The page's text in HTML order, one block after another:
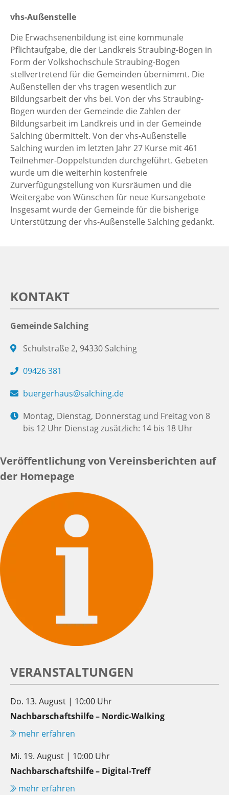
vhs-Außenstelle
Die Erwachsenenbildung ist eine kommunale
Pflichtaufgabe, die der Landkreis Straubing-Bogen in
Form der Volkshochschule Straubing-Bogen
stellvertretend für die Gemeinden übernimmt. Die
Außenstellen der vhs tragen wesentlich zur
Bildungsarbeit der vhs bei. Von der vhs Straubing-
Bogen wurden der Gemeinde die Zahlen der
Bildungsarbeit im Landkreis und in der Gemeinde
Salching übermittelt. Von der vhs-Außenstelle
Salching wurden im letzten Jahr 27 Kurse mit 461
Teilnehmer-Doppelstunden durchgeführt. Gebeten
wurde um die weiterhin kostenfreie
Zurverfügungstellung von Kursräumen und die
Weitergabe von Wünschen für neue Kursangebote
Insgesamt wurde der Gemeinde für die bisherige
Unterstützung der vhs-Außenstelle Salching gedankt.
KONTAKT
Gemeinde Salching
Schulstraße 2, 94330 Salching
09426 381
buergerhaus@salching.de
Montag, Dienstag, Donnerstag und Freitag von 8
bis 12 Uhr Dienstag zusätzlich: 14 bis 18 Uhr
Veröffentlichung von Vereinsberichten auf
der Homepage
VERANSTALTUNGEN
Do. 13. August | 10:00 Uhr
Nachbarschaftshilfe – Nordic-Walking
mehr erfahren
Mi. 19. August | 10:00 Uhr
Nachbarschaftshilfe – Digital-Treff
mehr erfahren